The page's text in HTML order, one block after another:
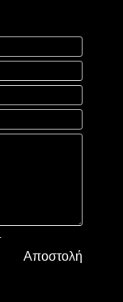
Αποστολή